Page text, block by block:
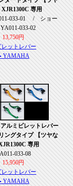
専用
033-01 / ショー
033-02
13,750円
ットレバー
YAMAHA
ルミビレットレバー
ングタイプ 【ツヤな
専用
033-08
15,950円
ットレバー
YAMAHA